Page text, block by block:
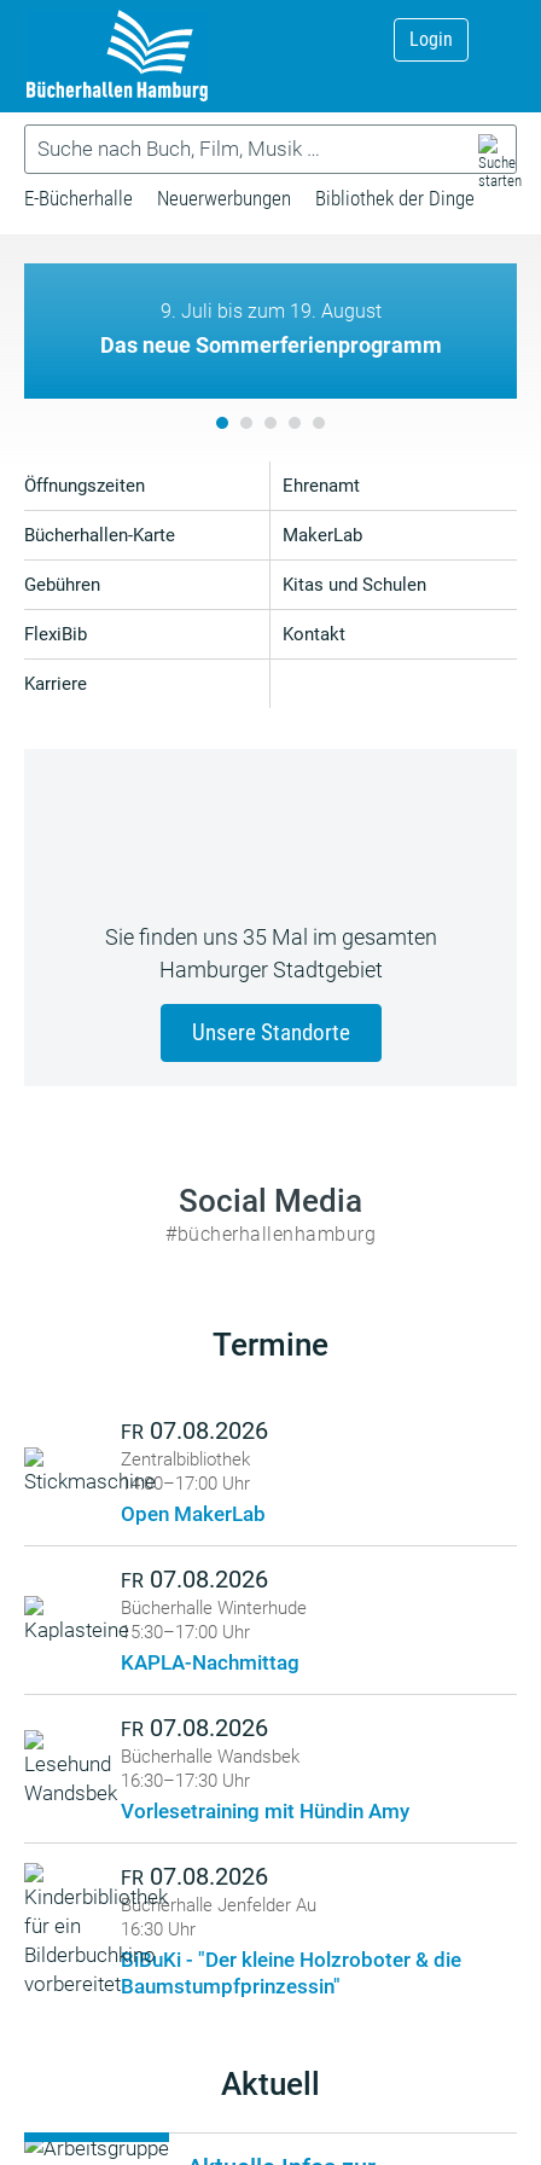
Login
E-Bücherhalle Neuerwerbungen Bibliothek der Dinge
9. Juli bis zum 19. August
Das neue Sommerferienprogramm
Öffnungszeiten
Bücherhallen-Karte
Gebühren
FlexiBib
Karriere
Ehrenamt
MakerLab
Kitas und Schulen
Kontakt
Sie finden uns 35 Mal im gesamten
Hamburger Stadtgebiet
Unsere Standorte
Social Media
#bücherhallenhamburg
Termine
FR 07.08.2026
Zentralbibliothek
14:00–17:00 Uhr
Open MakerLab
FR 07.08.2026
Bücherhalle Winterhude
15:30–17:00 Uhr
KAPLA-Nachmittag
FR 07.08.2026
Bücherhalle Wandsbek
16:30–17:30 Uhr
Vorlesetraining mit Hündin Amy
FR 07.08.2026
Bücherhalle Jenfelder Au
16:30 Uhr
BiBuKi - "Der kleine Holzroboter & die
Baumstumpfprinzessin"
Aktuell